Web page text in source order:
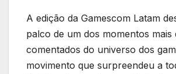
A edição da Gamescom Latam
palco de um dos momentos mais
comentados do universo dos
movimento que surpreendeu a